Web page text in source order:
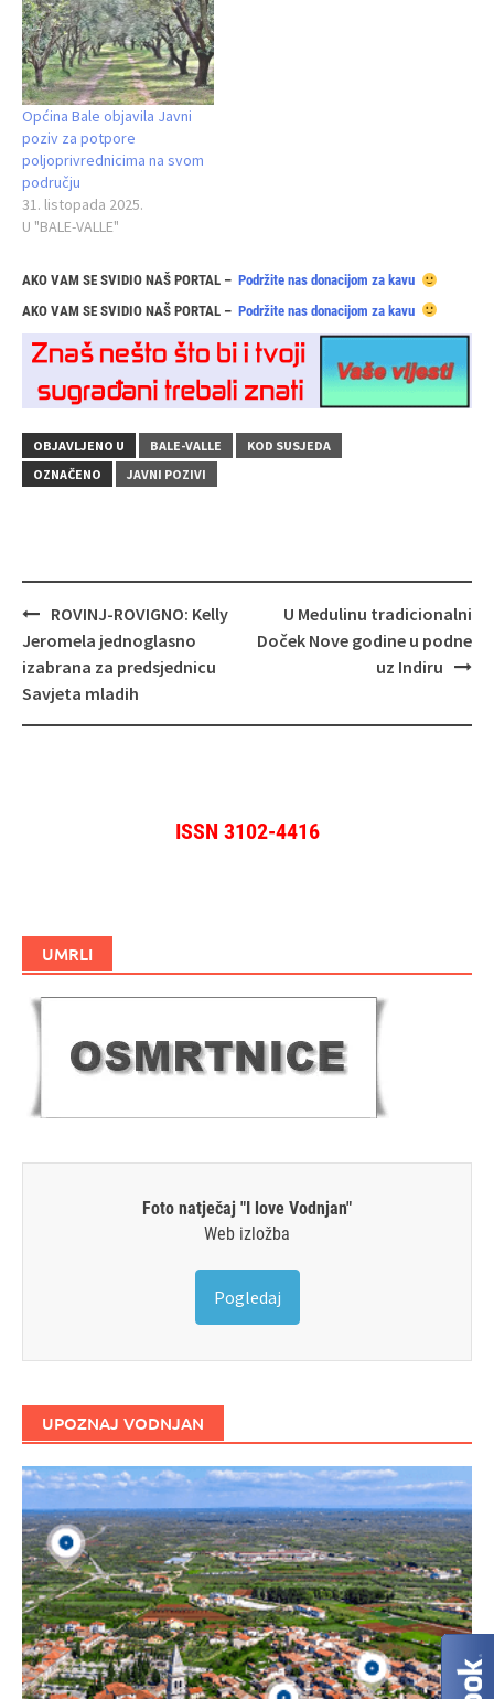
Općina Bale objavila Javni
poziv za potpore
poljoprivrednicima na svom
području
31. listopada 2025.
U "BALE-VALLE"
AKO VAM SE SVIDIO NAŠ PORTAL – Podržite nas donacijom za kavu
AKO VAM SE SVIDIO NAŠ PORTAL – Podržite nas donacijom za kavu
OBJAVLJENO U BALE-VALLE
KOD SUSJEDA
OZNAČENO
JAVNI POZIVI
Navigacija
objava
ROVINJ-ROVIGNO: Kelly
Jeromela jednoglasno
izabrana za predsjednicu
Savjeta mladih
U Medulinu tradicionalni
Doček Nove godine u podne
uz Indiru
ISSN 3102-4416
UMRLI
Foto natječaj "I love Vodnjan"
Web izložba
Pogledaj
UPOZNAJ VODNJAN